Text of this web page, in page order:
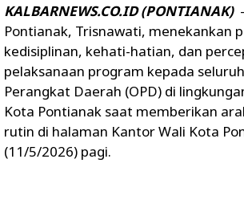
KALBARNEWS.CO.ID (PONTIANAK)
Pontianak, Trisnawati, menekankan
kedisiplinan, kehati-hatian, dan
pelaksanaan program kepada
Perangkat Daerah (OPD) di
Kota Pontianak saat memberikan
rutin di halaman Kantor Wali Kota
(11/5/2026) pagi.